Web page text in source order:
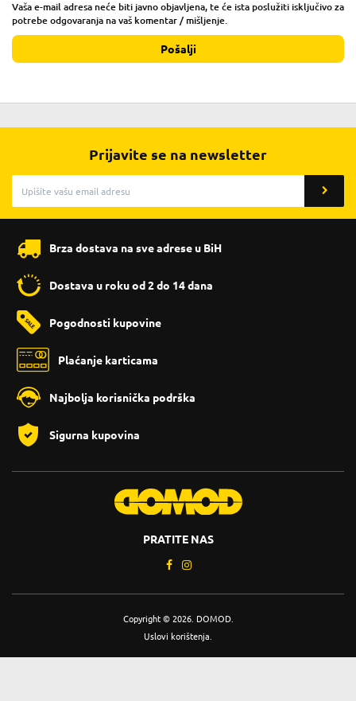
Vaša e-mail adresa neće biti javno objavljena, te će ista poslužiti isključivo za
potrebe odgovaranja na vaš komentar / mišljenje.
Pošalji
Prijavite se na newsletter
Brza dostava na sve adrese u BiH
Dostava u roku od 2 do 14 dana
Pogodnosti kupovine
Plaćanje karticama
Najbolja korisnička podrška
Sigurna kupovina
PRATITE NAS
Copyright © 2026. DOMOD.
Uslovi korištenja